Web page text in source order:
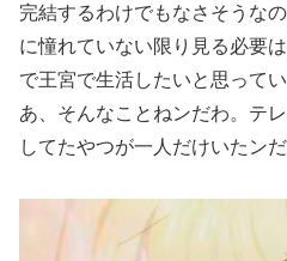
完結するわけでもなさそうな
に憧れていない限り見る必要
で王宮で生活したいと思って
あ、そんなことねンだわ。テ
してたやつが一人だけいたンだ